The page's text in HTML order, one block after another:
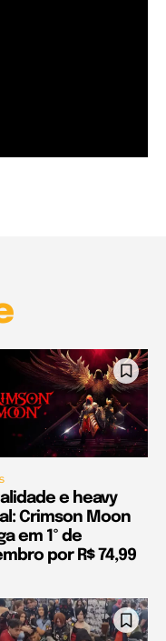
e heavy
Crimson Moon
em 1º de
por R$ 74,99